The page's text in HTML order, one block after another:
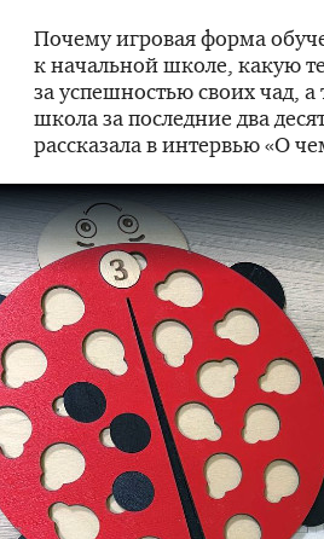
Почему игровая форма
к начальной школе, какую
за успешностью своих чад,
школа за последние два
рассказала в интервью «О